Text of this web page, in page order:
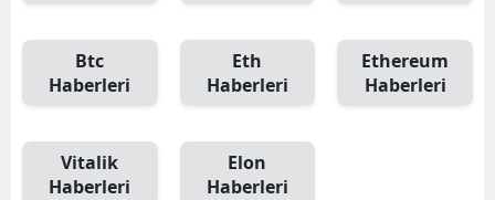
Btc
Haberleri
Eth
Haberleri
Ethereum
Haberleri
Vitalik
Haberleri
Elon
Haberleri